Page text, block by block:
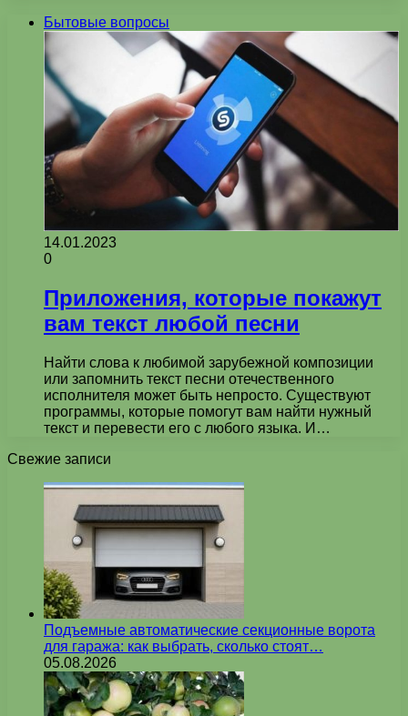
Бытовые вопросы
14.01.2023
0
Приложения, которые покажут
вам текст любой песни
Найти слова к любимой зарубежной композиции
или запомнить текст песни отечественного
исполнителя может быть непросто. Существуют
программы, которые помогут вам найти нужный
текст и перевести его с любого языка. И…
Свежие записи
Подъемные автоматические секционные ворота
для гаража: как выбрать, сколько стоят…
05.08.2026